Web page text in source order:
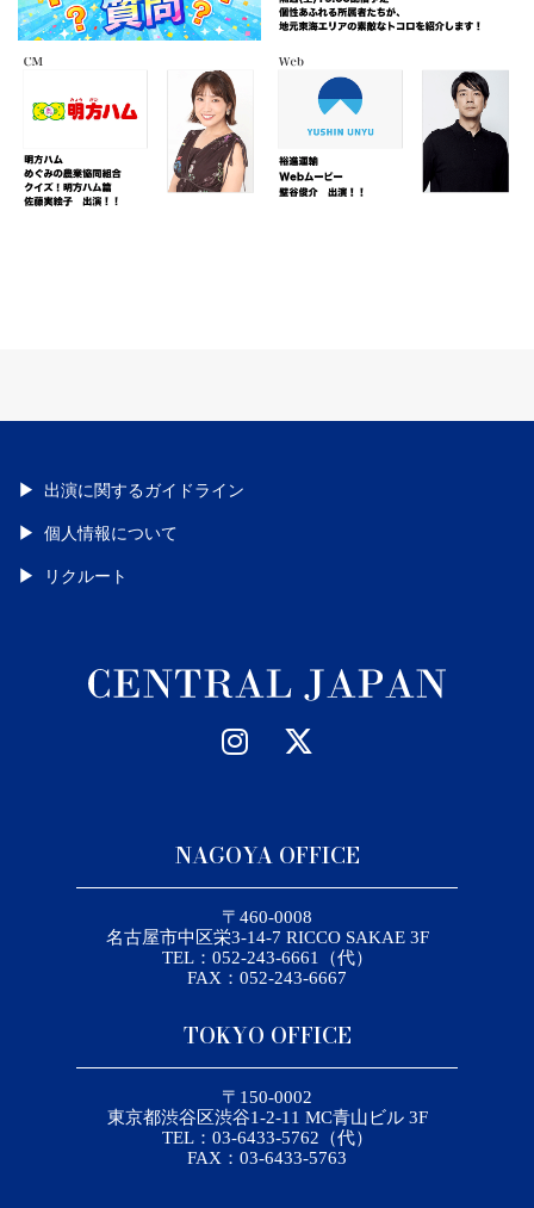
出演に関するガイドライン
個人情報について
リクルート
NAGOYA OFFICE
〒460-0008
名古屋市中区栄3-14-7 RICCO SAKAE 3F
TEL：052-243-6661（代）
FAX：052-243-6667
TOKYO OFFICE
〒150-0002
東京都渋谷区渋谷1-2-11 MC青山ビル 3F
TEL：03-6433-5762（代）
FAX：03-6433-5763